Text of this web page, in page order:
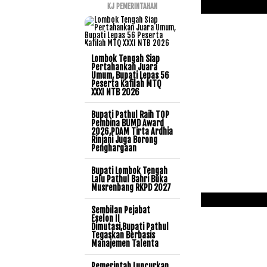
KJ PEMERINTAHAN
Lombok Tengah Siap
Pertahankan Juara
Umum, Bupati Lepas 56
Peserta Kafilah MTQ
XXXI NTB 2026
Bupati Pathul Raih TOP
Pembina BUMD Award
2026,PDAM Tirta Ardhia
Rinjani Juga Borong
Penghargaan
Bupati Lombok Tengah
Lalu Pathul Bahri Buka
Musrenbang RKPD 2027
Sembilan Pejabat
Eselon II
Dimutasi,Bupati Pathul
Tegaskan Berbasis
Manajemen Talenta